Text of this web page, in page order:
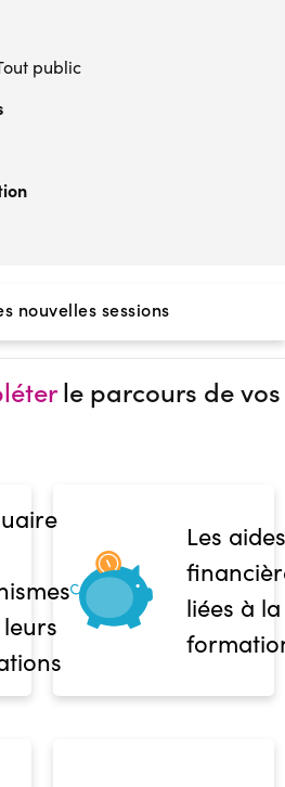
public
nouvelles sessions
le parcours de vos
Les aides
liées à la